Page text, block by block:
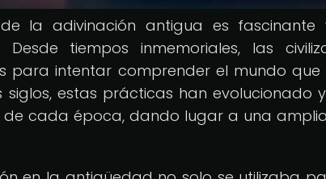
la adivinación antigua es
Desde tiempos inmemoriales, las
para intentar comprender el mundo
siglos, estas prácticas han
de cada época, dando lugar a una